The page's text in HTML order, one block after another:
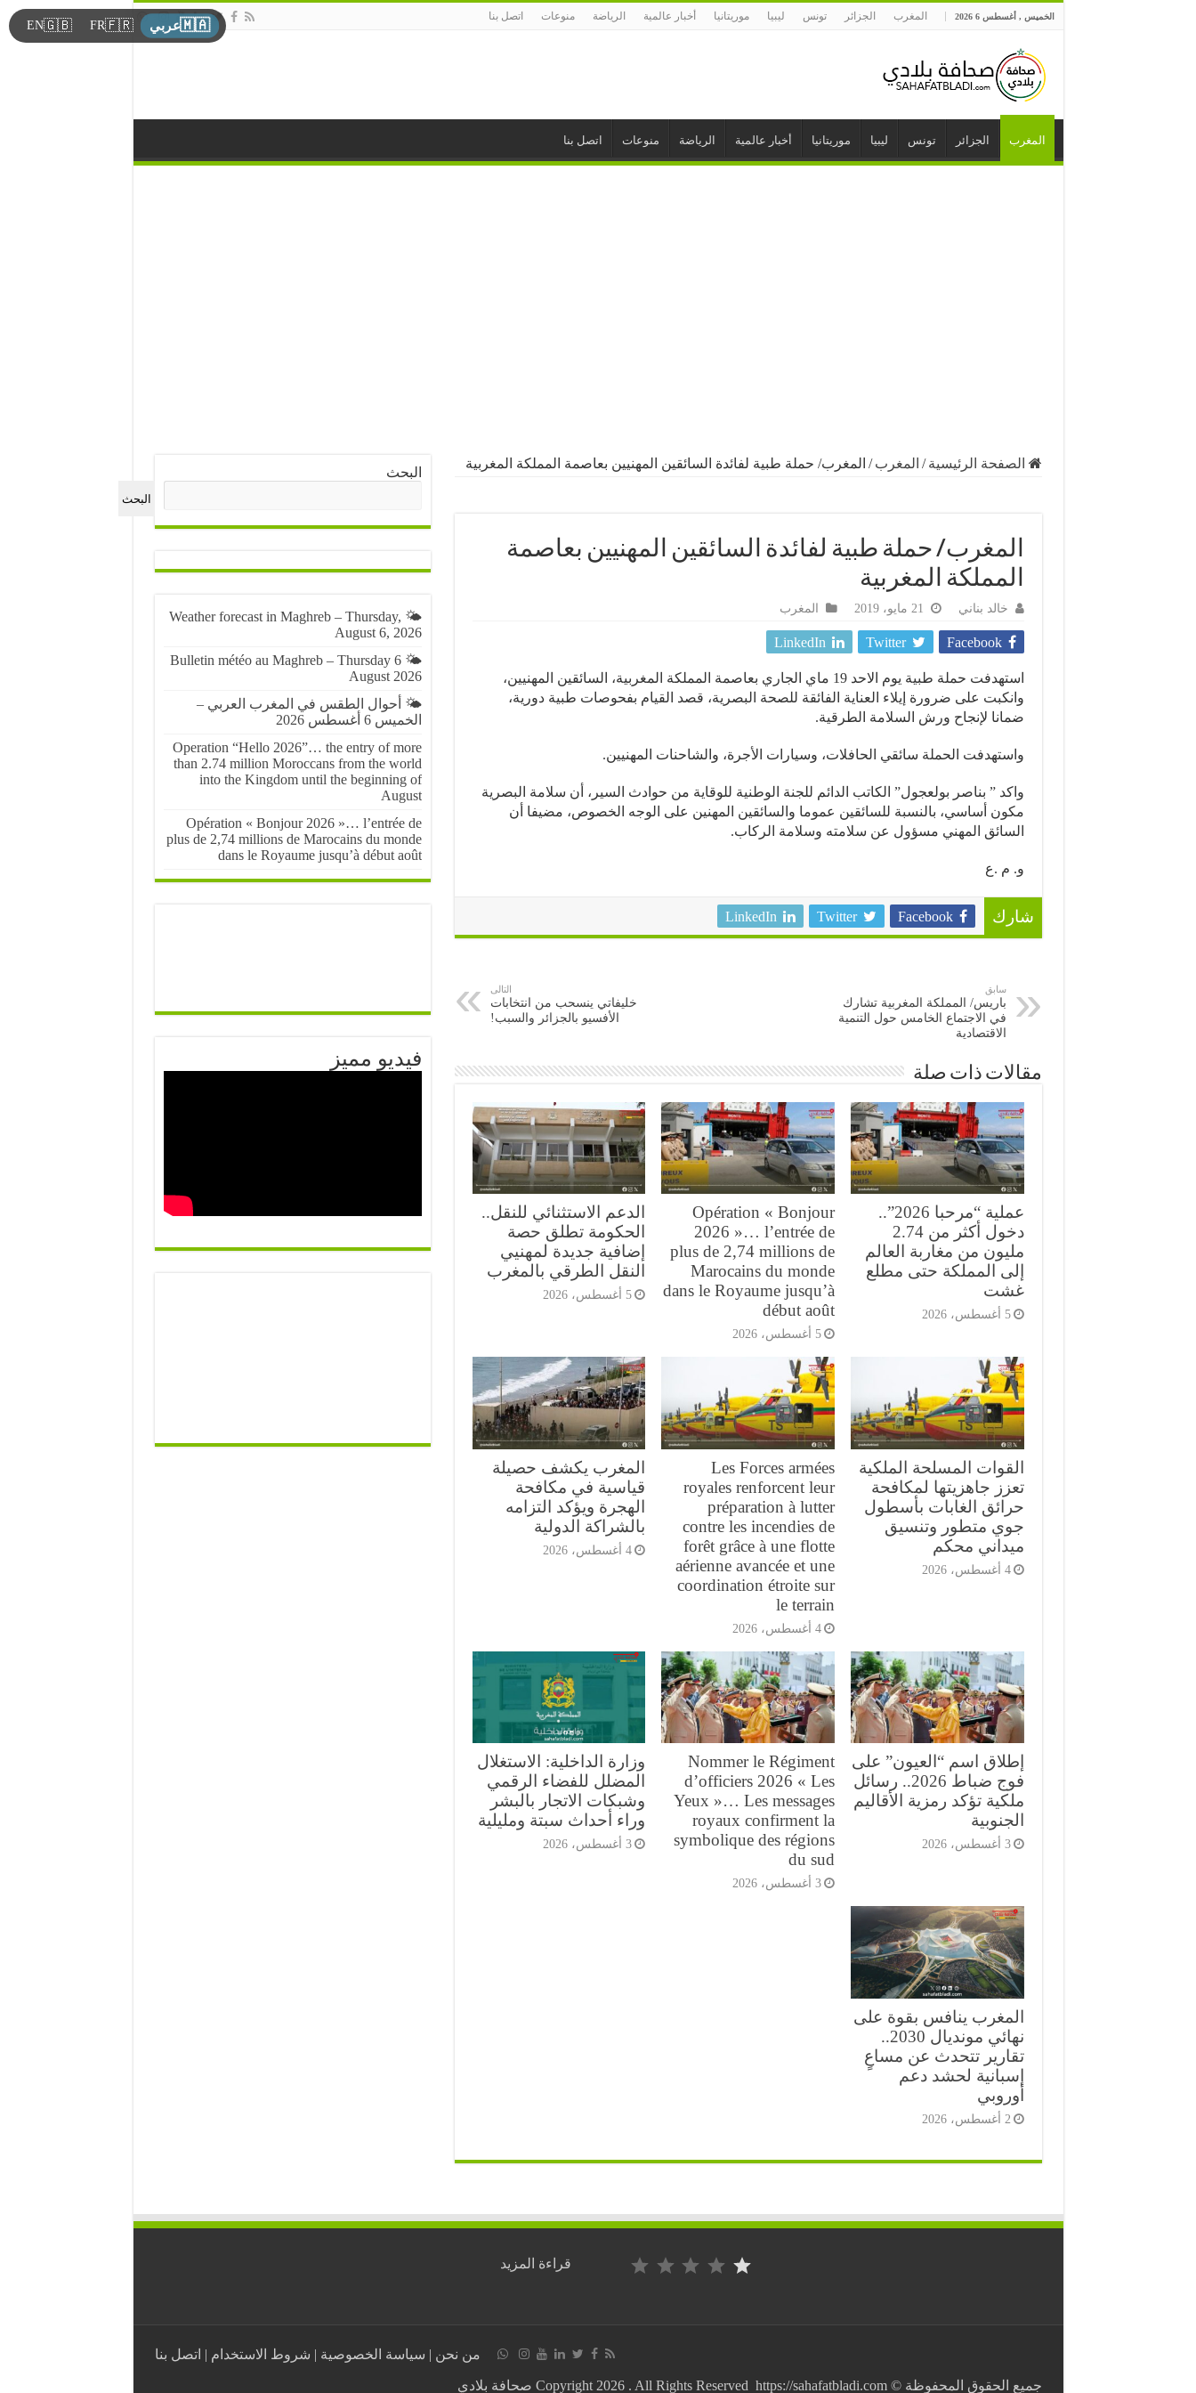
الخميس , أغسطس 6 2026 المغرب الجزائر تونس ليبيا موريتانيا أخبار عالمية الرياضة منوعات اتصل بنا
المغرب الجزائر تونس ليبيا موريتانيا أخبار عالمية الرياضة منوعات اتصل بنا
الصفحة الرئيسية / المغرب / المغرب/ حملة طبية لفائدة السائقين المهنيين بعاصمة المملكة المغربية
المغرب/ حملة طبية لفائدة السائقين المهنيين بعاصمة
المملكة المغربية
خالد بناني 21 مايو، 2019 المغرب
Facebook
Twitter
LinkedIn
استهدفت حملة طبية يوم الاحد 19 ماي الجاري بعاصمة المملكة المغربية، السائقين المهنيين،
وانكبت على ضرورة إيلاء العناية الفائقة للصحة البصرية، قصد القيام بفحوصات طبية دورية،
ضمانا لإنجاح ورش السلامة الطرقية.
واستهدفت الحملة سائقي الحافلات، وسيارات الأجرة، والشاحنات المهنيين.
واكد ” بناصر بولعجول” الكاتب الدائم للجنة الوطنية للوقاية من حوادث السير، أن سلامة البصرية
مكون أساسي، بالنسبة للسائقين عموما والسائقين المهنين على الوجه الخصوص، مضيفا أن
السائق المهني مسؤول عن سلامته وسلامة الركاب.
و. م .ع
شارك Facebook
Twitter
LinkedIn
سابق
باريس/ المملكة المغربية تشارك
في الاجتماع الخامس حول التنمية
الاقتصادية
التالى
خليفاتي ينسحب من انتخابات
الأفسيو بالجزائر والسبب!
مقالات ذات صلة
عملية “مرحبا 2026”..
دخول أكثر من 2.74
مليون من مغاربة العالم
إلى المملكة حتى مطلع
غشت
5 أغسطس، 2026
Opération « Bonjour
2026 »… l’entrée de
plus de 2,74 millions de
Marocains du monde
dans le Royaume jusqu’à
début août
5 أغسطس، 2026
الدعم الاستثنائي للنقل..
الحكومة تطلق حصة
إضافية جديدة لمهنيي
النقل الطرقي بالمغرب
5 أغسطس، 2026
القوات المسلحة الملكية
تعزز جاهزيتها لمكافحة
حرائق الغابات بأسطول
جوي متطور وتنسيق
ميداني محكم
4 أغسطس، 2026
Les Forces armées
royales renforcent leur
préparation à lutter
contre les incendies de
forêt grâce à une flotte
aérienne avancée et une
coordination étroite sur
le terrain
4 أغسطس، 2026
المغرب يكشف حصيلة
قياسية في مكافحة
الهجرة ويؤكد التزامه
بالشراكة الدولية
4 أغسطس، 2026
إطلاق اسم “العيون” على
فوج ضباط 2026.. رسائل
ملكية تؤكد رمزية الأقاليم
الجنوبية
3 أغسطس، 2026
Nommer le Régiment
d’officiers 2026 « Les
Yeux »… Les messages
royaux confirment la
symbolique des régions
du sud
3 أغسطس، 2026
وزارة الداخلية: الاستغلال
المضلل للفضاء الرقمي
وشبكات الاتجار بالبشر
وراء أحداث سبتة ومليلية
3 أغسطس، 2026
المغرب ينافس بقوة على
نهائي مونديال 2030..
تقارير تتحدث عن مساعٍ
إسبانية لحشد دعم
أوروبي
2 أغسطس، 2026
البحث
البحث
🌤️ Weather forecast in Maghreb – Thursday,
August 6, 2026
🌤️ Bulletin météo au Maghreb – Thursday 6
August 2026
🌤️ أحوال الطقس في المغرب العربي –
الخميس 6 أغسطس 2026
Operation “Hello 2026”… the entry of more
than 2.74 million Moroccans from the world
into the Kingdom until the beginning of
August
Opération « Bonjour 2026 »… l’entrée de
plus de 2,74 millions de Marocains du monde
dans le Royaume jusqu’à début août
فيديو مميز
قراءة المزيد
السائقين
المهنيين
بعاصمة
من نحن | سياسة الخصوصية | شروط الاستخدام | اتصل بنا
جميع الحقوق المحفوظة © Copyright 2026 . All Rights Reserved https://sahafatbladi.com صحافة بلادي
🇲🇦عربي 🇫🇷
FR
🇬🇧
EN